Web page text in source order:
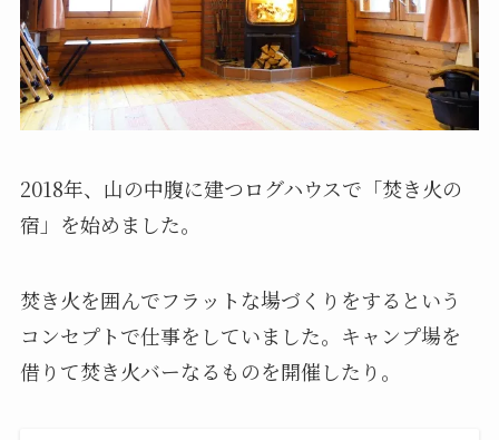
2018年、山の中腹に建つログハウスで「焚き火の
宿」を始めました。
焚き火を囲んでフラットな場づくりをするという
コンセプトで仕事をしていました。キャンプ場を
借りて焚き火バーなるものを開催したり。